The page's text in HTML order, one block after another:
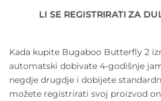
LI SE REGISTRIRATI ZA
Kada kupite Bugaboo Butterfly 2
automatski dobivate 4-godišnje
negdje drugdje i dobijete
možete registrirati svoj proizvod